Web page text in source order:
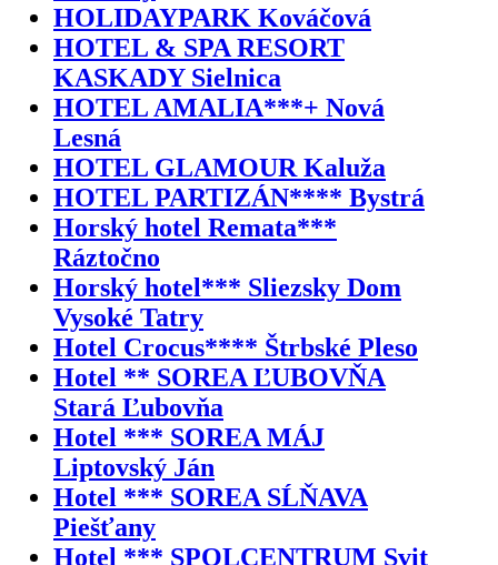
HOLIDAYPARK Kováčová
HOTEL & SPA RESORT
KASKADY Sielnica
HOTEL AMALIA***+ Nová
Lesná
HOTEL GLAMOUR Kaluža
HOTEL PARTIZÁN**** Bystrá
Horský hotel Remata***
Ráztočno
Horský hotel*** Sliezsky Dom
Vysoké Tatry
Hotel Crocus**** Štrbské Pleso
Hotel ** SOREA ĽUBOVŇA
Stará Ľubovňa
Hotel *** SOREA MÁJ
Liptovský Ján
Hotel *** SOREA SĹŇAVA
Piešťany
Hotel *** SPOLCENTRUM Svit